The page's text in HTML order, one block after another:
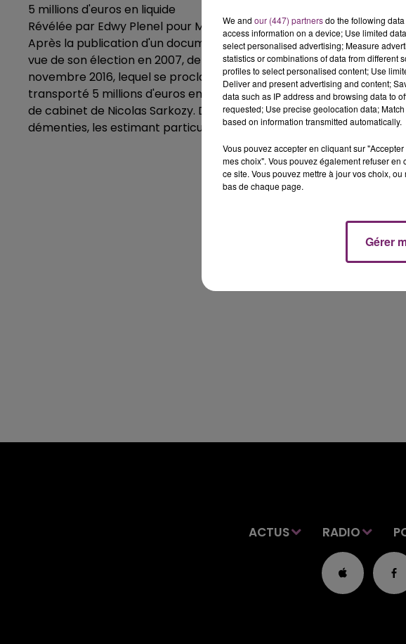
5 millions d'euros en liquide
Révélée par Edwy Plenel pour Mediapart en mai 2012, l'affaire a
Après la publication d'un document libyen faisant état d'un
vue de son élection en 2007, de nouvelles déclarations
novembre 2016, lequel se proclamait être un intermédiaire entre la
transporté 5 millions d'euros en liquide de Tripoli à Paris afin de les
de cabinet de Nicolas Sarkozy. Des accusations lourdes que
démenties, les estimant particulièrement diffamantes.
ACTUS RADIO
We and our (447) partnersdo the following
access information on a device; Use limited
select personalised advertising; Measure
statistics or combinations of data from different
profiles to select personalised content; Use
Deliver and present advertising and content;
data such as IP address and browsing data to
requested; Use precise geolocation data;
based on information transmitted automatically.
Vous pouvez accepter en cliquant sur
mes choix". Vous pouvez également refuser
ce site. Vous pouvez mettre à jour vos choix,
bas de chaque page.
Gérer